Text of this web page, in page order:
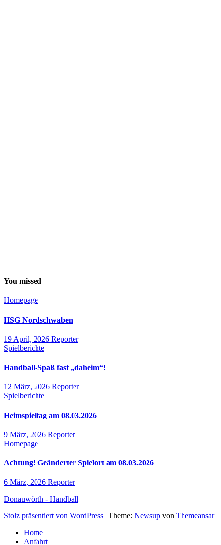
You missed
Homepage
HSG Nordschwaben
19 April, 2026 Reporter
Spielberichte
Handball-Spaß fast „daheim“!
12 März, 2026 Reporter
Spielberichte
Heimspieltag am 08.03.2026
9 März, 2026 Reporter
Homepage
Achtung! Geänderter Spielort am 08.03.2026
6 März, 2026 Reporter
Donauwörth - Handball
Stolz präsentiert von WordPress | Theme: Newsup von Themeansar
Home
Anfahrt